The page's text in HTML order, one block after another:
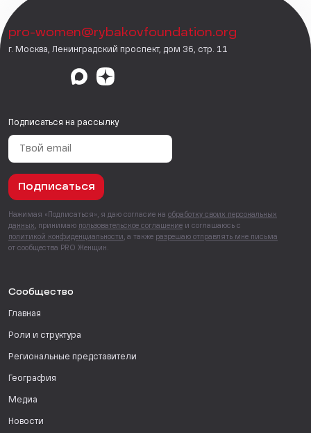
pro-women@rybakovfoundation.org
г. Москва, Ленинградский проспект, дом 36, стр. 11
Подписаться на рассылку
Подписаться
Нажимая «Подписаться», я даю согласие на обработку своих персональных
данных , принимаю пользовательское соглашение и соглашаюсь с
политикой конфиденциальности , а также разрешаю отправлять мне письма
от сообщества PRO Женщин.
Сообщество
Главная
Роли и структура
Региональные представители
География
Медиа
Новости